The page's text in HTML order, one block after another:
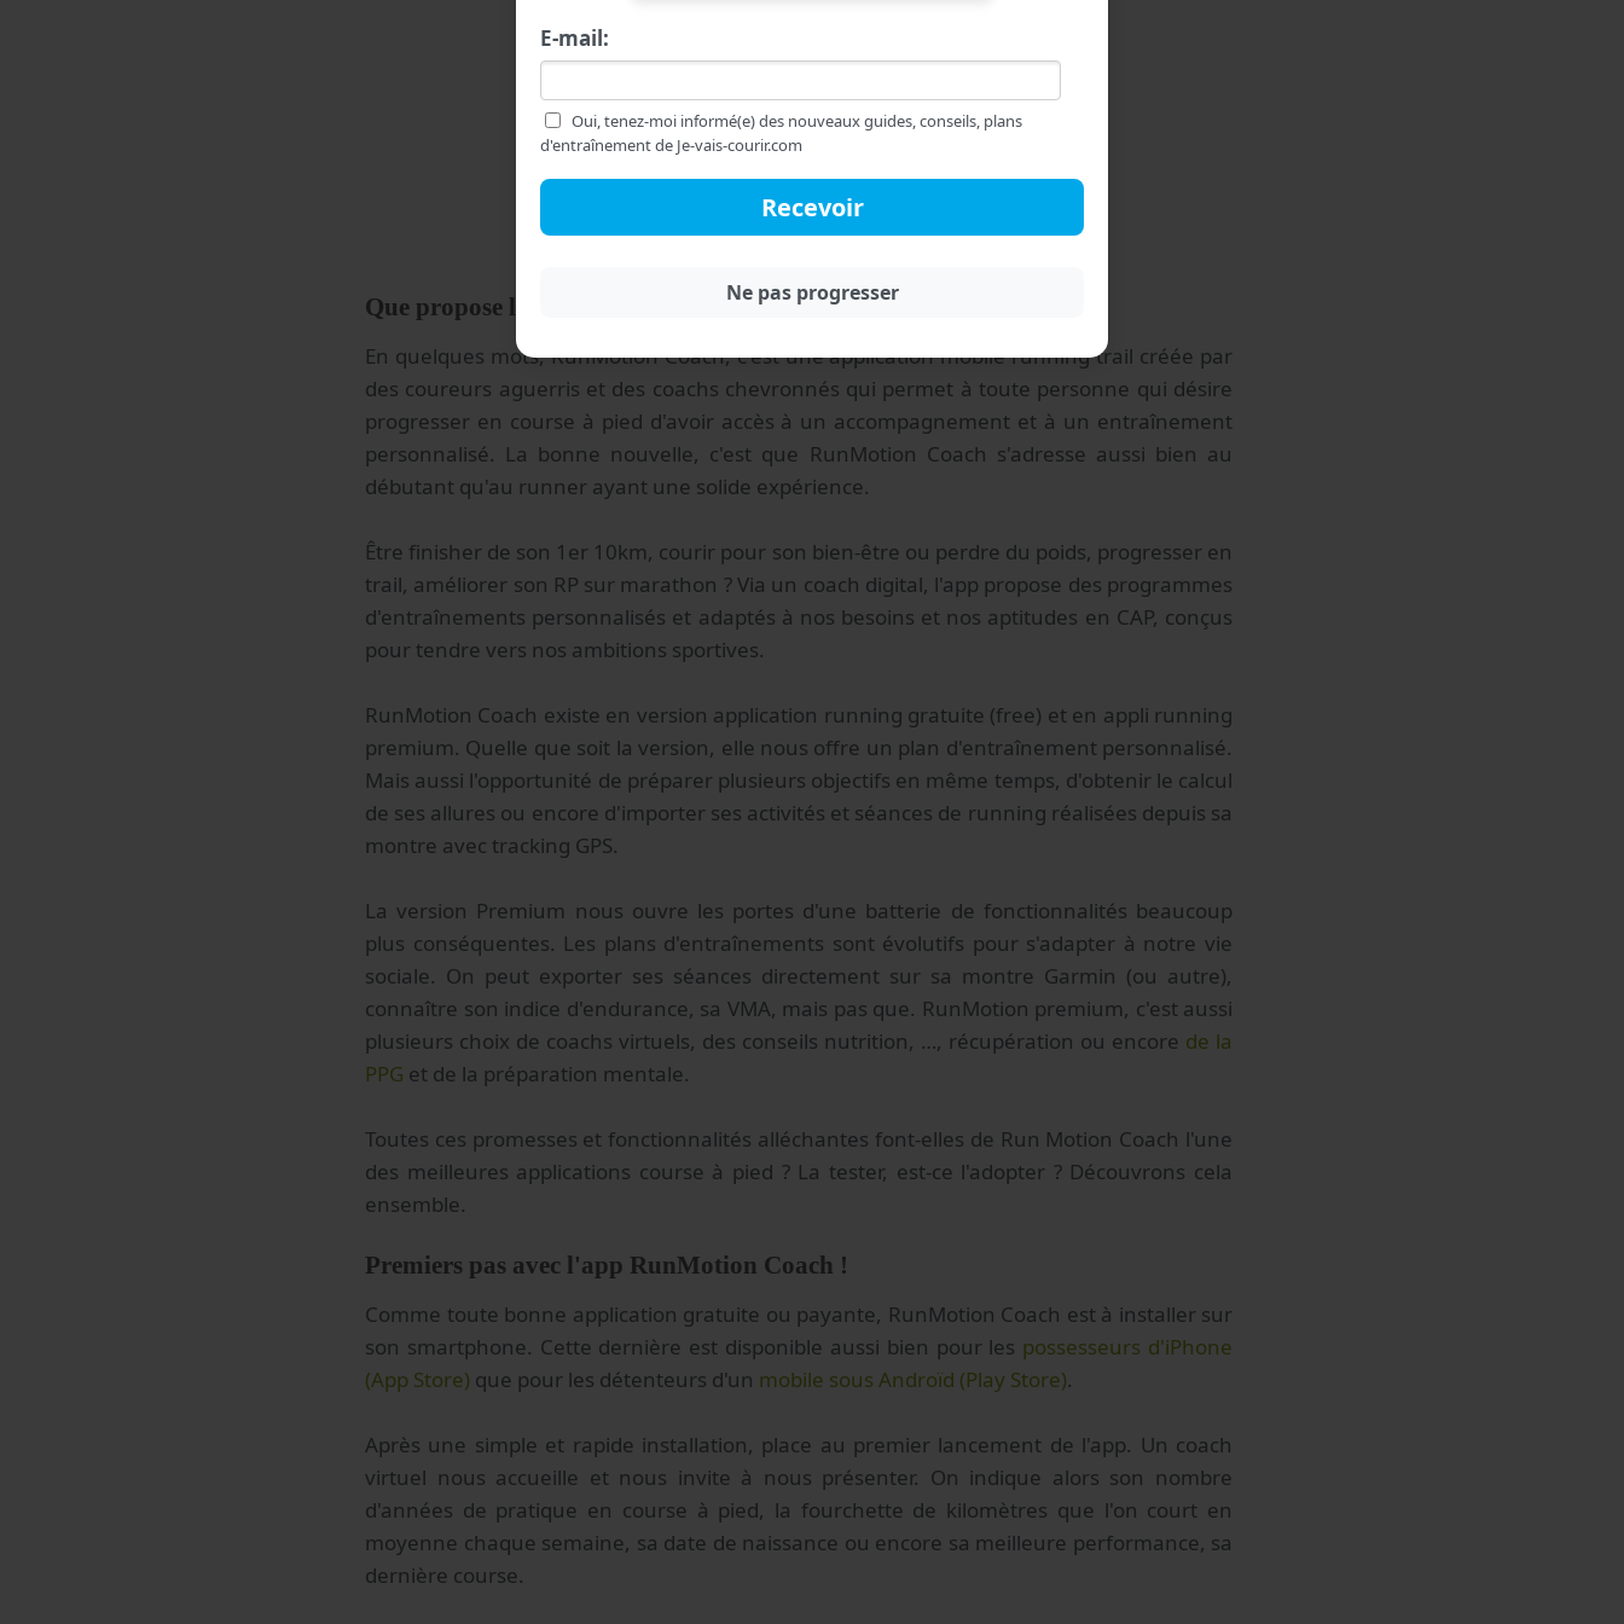
E-mail:
Oui, tenez-moi informé(e) des nouveaux guides, conseils, plans
d'entraînement de Je-vais-courir.com
Que propose l'appli RunMotion Coach et à qui s'adresse-t'elle ?
En quelques mots, RunMotion Coach, c'est une application mobile running trail créée par
des coureurs aguerris et des coachs chevronnés qui permet à toute personne qui désire
progresser en course à pied d'avoir accès à un accompagnement et à un entraînement
personnalisé. La bonne nouvelle, c'est que RunMotion Coach s'adresse aussi bien au
débutant qu'au runner ayant une solide expérience.
Être finisher de son 1er 10km, courir pour son bien-être ou perdre du poids, progresser en
trail, améliorer son RP sur marathon ? Via un coach digital, l'app propose des programmes
d'entraînements personnalisés et adaptés à nos besoins et nos aptitudes en CAP, conçus
pour tendre vers nos ambitions sportives.
RunMotion Coach existe en version application running gratuite (free) et en appli running
premium. Quelle que soit la version, elle nous offre un plan d'entraînement personnalisé.
Mais aussi l'opportunité de préparer plusieurs objectifs en même temps, d'obtenir le calcul
de ses allures ou encore d'importer ses activités et séances de running réalisées depuis sa
montre avec tracking GPS.
La version Premium nous ouvre les portes d'une batterie de fonctionnalités beaucoup
plus conséquentes. Les plans d'entraînements sont évolutifs pour s'adapter à notre vie
sociale. On peut exporter ses séances directement sur sa montre Garmin (ou autre),
connaître son indice d'endurance, sa VMA, mais pas que. RunMotion premium, c'est aussi
plusieurs choix de coachs virtuels, des conseils nutrition, …, récupération ou encore de la
PPG et de la préparation mentale.
Toutes ces promesses et fonctionnalités alléchantes font-elles de Run Motion Coach l'une
des meilleures applications course à pied ? La tester, est-ce l'adopter ? Découvrons cela
ensemble.
Premiers pas avec l'app RunMotion Coach !
Comme toute bonne application gratuite ou payante, RunMotion Coach est à installer sur
son smartphone. Cette dernière est disponible aussi bien pour les possesseurs d'iPhone
(App Store) que pour les détenteurs d'un mobile sous Androïd (Play Store).
Après une simple et rapide installation, place au premier lancement de l'app. Un coach
virtuel nous accueille et nous invite à nous présenter. On indique alors son nombre
d'années de pratique en course à pied, la fourchette de kilomètres que l'on court en
moyenne chaque semaine, sa date de naissance ou encore sa meilleure performance, sa
dernière course.